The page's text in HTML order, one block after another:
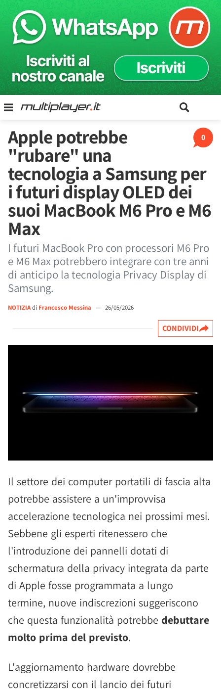
0
Apple potrebbe
"rubare" una
tecnologia a Samsung per
i futuri display OLED dei
suoi MacBook M6 Pro e M6
Max
I futuri MacBook Pro con processori M6 Pro
e M6 Max potrebbero integrare con tre anni
di anticipo la tecnologia Privacy Display di
Samsung.
NOTIZIAdi Francesco Messina — 26/05/2026
CONDIVIDI
Il settore dei computer portatili di fascia alta
potrebbe assistere a un'improvvisa
accelerazione tecnologica nei prossimi mesi.
Sebbene gli esperti ritenessero che
l'introduzione dei pannelli dotati di
schermatura della privacy integrata da parte
di Apple fosse programmata a lungo
termine, nuove indiscrezioni suggeriscono
che questa funzionalità potrebbe debuttare
molto prima del previsto.
L'aggiornamento hardware dovrebbe
concretizzarsi con il lancio dei futuri